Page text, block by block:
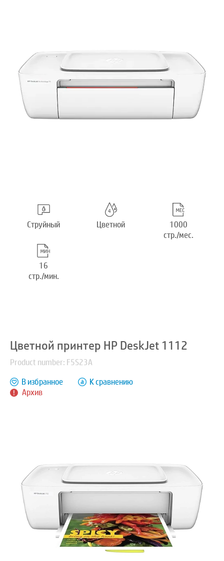
Струйный Цветной
1000
стр./мес.
16
стр./мин.
Цветной принтер HP DeskJet 1112
Product number: F5S23A
Архив
В избранное К сравнению